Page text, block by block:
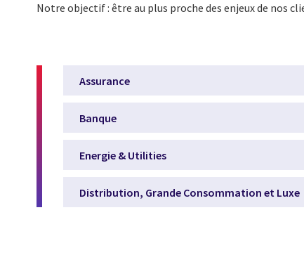
Notre objectif : être au plus proche des enjeux de nos
Assurance
Banque
Energie & Utilities
Distribution, Grande Consommation et Luxe